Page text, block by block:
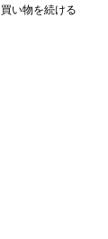
買い物を続ける